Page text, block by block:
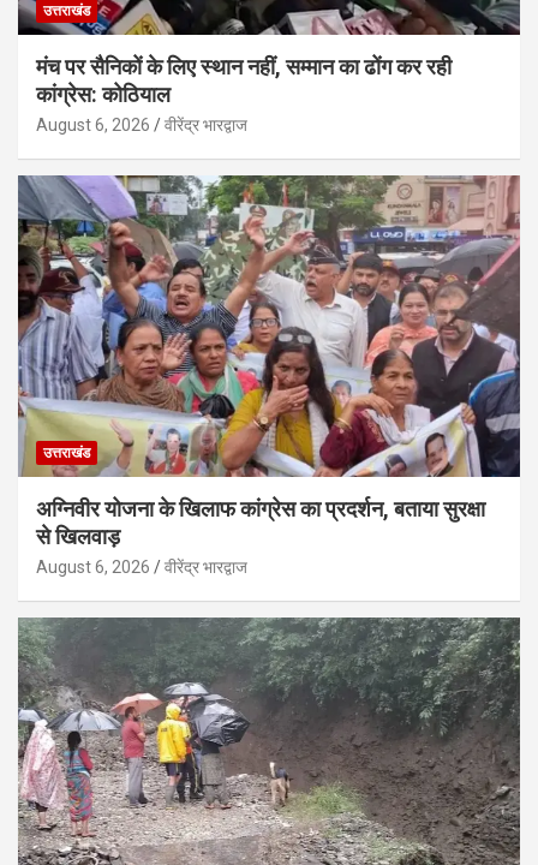
उत्तराखंड
मंच पर सैनिकों के लिए स्थान नहीं, सम्मान का ढोंग कर रही
कांग्रेस: कोठियाल
August 6, 2026 वीरेंद्र भारद्वाज
उत्तराखंड
अग्निवीर योजना के खिलाफ कांग्रेस का प्रदर्शन, बताया सुरक्षा
से खिलवाड़
August 6, 2026 वीरेंद्र भारद्वाज